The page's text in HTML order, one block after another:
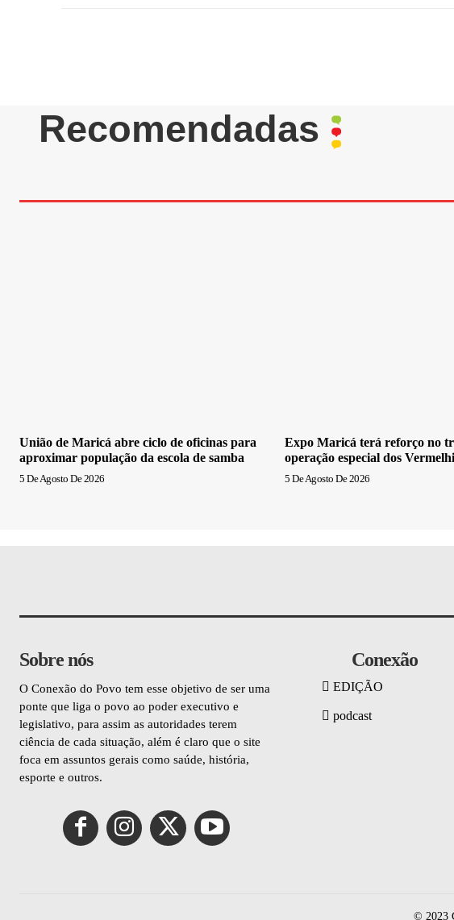
Recomendadas
União de Maricá abre ciclo de oficinas para
aproximar população da escola de samba
5 De Agosto De 2026
Expo Maricá terá reforço no
operação especial dos
5 De Agosto De 2026
Sobre nós
O Conexão do Povo tem esse objetivo de ser uma
ponte que liga o povo ao poder executivo e
legislativo, para assim as autoridades terem
ciência de cada situação, além é claro que o site
foca em assuntos gerais como saúde, história,
esporte e outros.
Conexão
EDIÇÃO
podcast
© 2023